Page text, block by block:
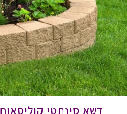
דשא סינתטי קוליסאום